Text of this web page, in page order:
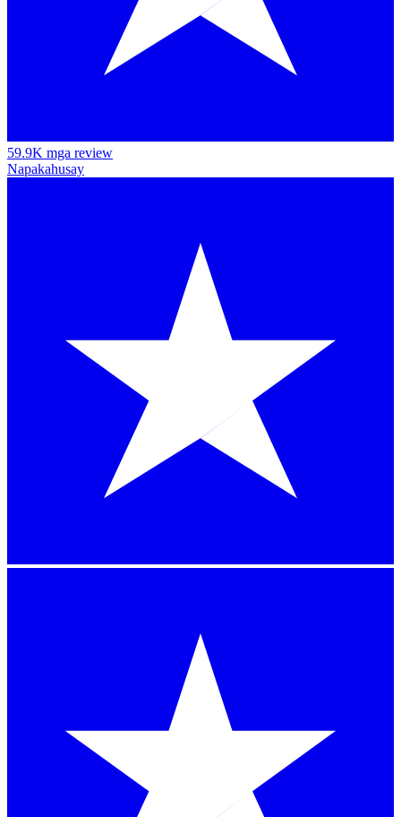
59.9K mga review
Napakahusay